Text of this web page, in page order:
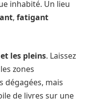
inhabité. Un lieu
, fatigant
les pleins. Laissez
zones
dégagées, mais
de livres sur une